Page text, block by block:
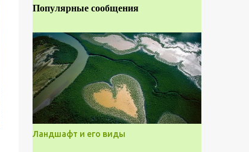
Популярные сообщения
Ландшафт и его виды